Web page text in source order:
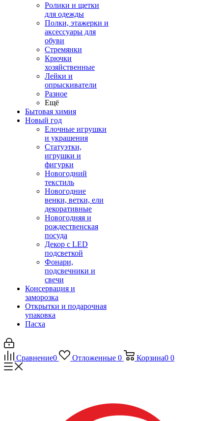
Ролики и щетки
для одежды
Полки, этажерки и
аксессуары для
обуви
Стремянки
Крючки
хозяйственные
Лейки и
опрыскиватели
Разное
Ещё
Бытовая химия
Новый год
Елочные игрушки
и украшения
Статуэтки,
игрушки и
фигурки
Новогодний
текстиль
Новогодние
венки, ветки, ели
декоративные
Новогодняя и
рождественская
посуда
Декор с LED
подсветкой
Фонари,
подсвечники и
свечи
Консервация и
заморозка
Открытки и подарочная
упаковка
Пасха
Сравнение0 Отложенные 0 Корзина0 0